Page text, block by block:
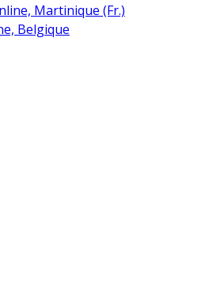
Martinique (Fr.)
Belgique